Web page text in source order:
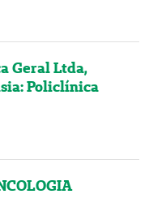
Geral Ltda,
Policlínica